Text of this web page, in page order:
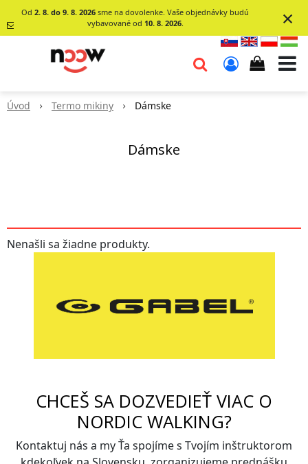
Od2. 8. do 9. 8. 2026 sme na dovolenke. Vaše objednávky budú
vybavované od 10. 8. 2026. ×
0903620260
Úvod Termo mikiny Dámske
Dámske
Nenašli sa žiadne produkty.
CHCEŠ SA DOZVEDIEŤ VIAC O
NORDIC WALKING?
Kontaktuj nás a my Ťa spojíme s Tvojím inštruktorom